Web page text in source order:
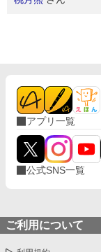
アプリ一覧
公式SNS一覧
ご利用について